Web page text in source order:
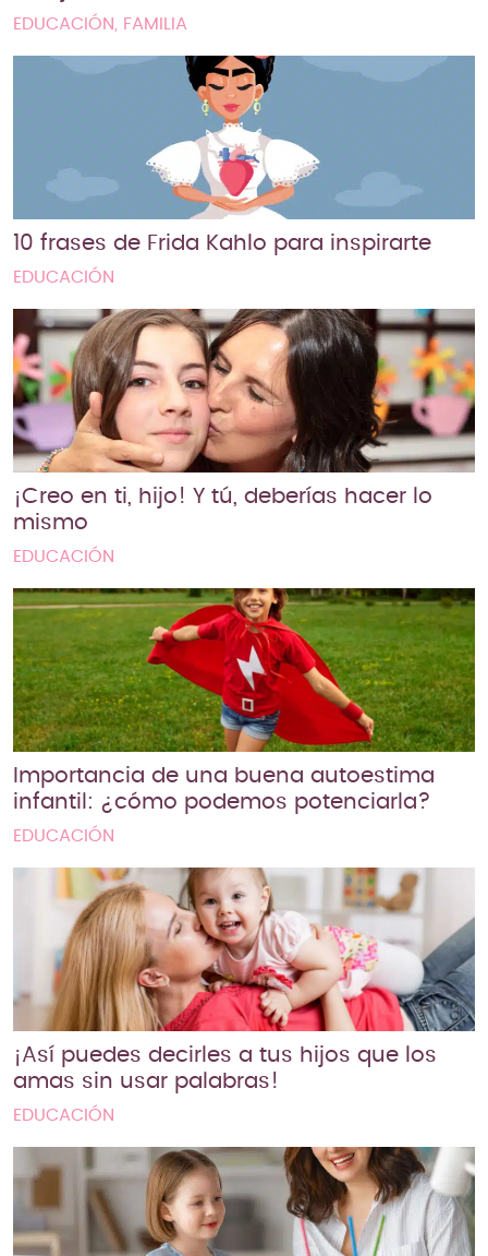
EDUCACIÓN, FAMILIA
10 frases de Frida Kahlo para inspirarte
EDUCACIÓN
¡Creo en ti, hijo! Y tú, deberías hacer lo
mismo
EDUCACIÓN
Importancia de una buena autoestima
infantil: ¿cómo podemos potenciarla?
EDUCACIÓN
¡Así puedes decirles a tus hijos que los
amas sin usar palabras!
EDUCACIÓN